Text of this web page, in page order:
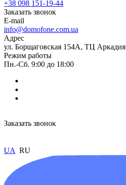
+38 098 151-19-44
Заказать звонок
E-mail
info@domofone.com.ua
Адрес
ул. Борщаговская 154А, ТЦ Аркадия
Режим работы
Пн.-Сб. 9:00 до 18:00
Заказать звонок
UA RU